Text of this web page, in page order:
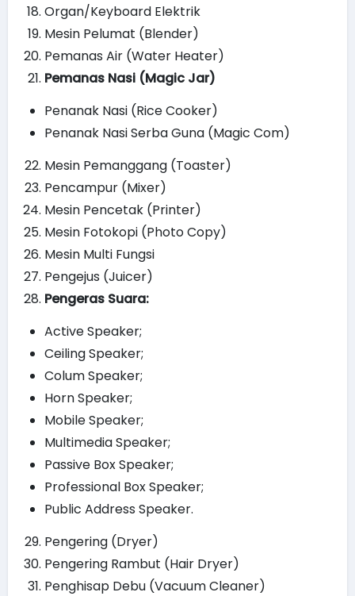
Organ/Keyboard Elektrik
Mesin Pelumat (Blender)
Pemanas Air (Water Heater)
Pemanas Nasi (Magic Jar)
Penanak Nasi (Rice Cooker)
Penanak Nasi Serba Guna (Magic Com)
Mesin Pemanggang (Toaster)
Pencampur (Mixer)
Mesin Pencetak (Printer)
Mesin Fotokopi (Photo Copy)
Mesin Multi Fungsi
Pengejus (Juicer)
Pengeras Suara:
Active Speaker;
Ceiling Speaker;
Colum Speaker;
Horn Speaker;
Mobile Speaker;
Multimedia Speaker;
Passive Box Speaker;
Professional Box Speaker;
Public Address Speaker.
Pengering (Dryer)
Pengering Rambut (Hair Dryer)
Penghisap Debu (Vacuum Cleaner)